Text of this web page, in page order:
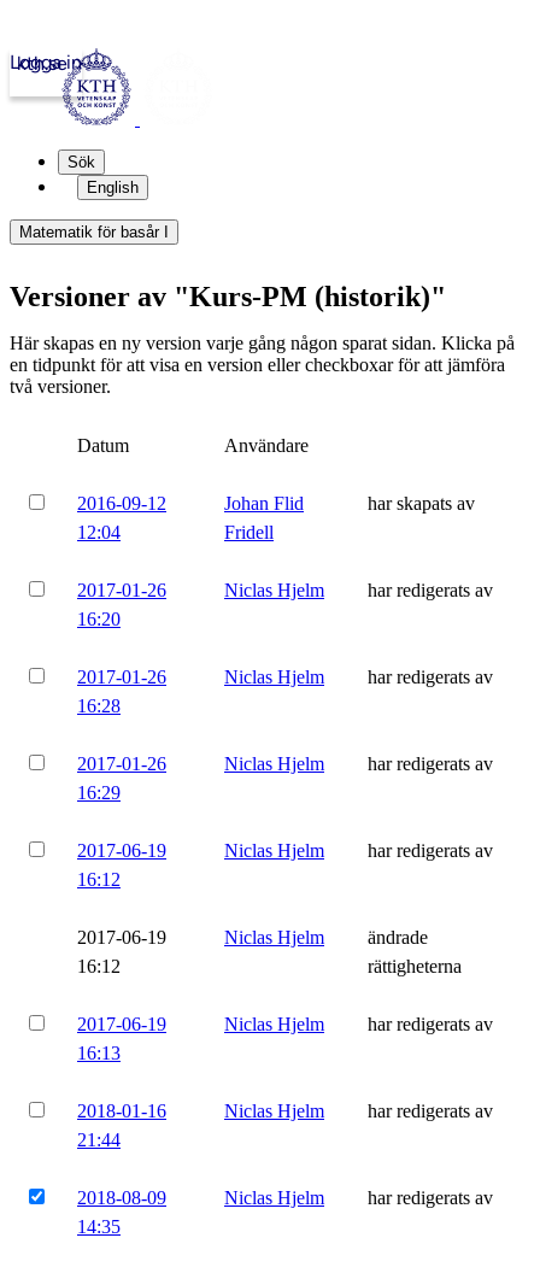
kth.se
Logga in
Sök
English
Matematik för basår I
Versioner av "Kurs-PM (historik)"
Här skapas en ny version varje gång någon sparat sidan. Klicka på
en tidpunkt för att visa en version eller checkboxar för att jämföra
två versioner.
Datum Användare
2016-09-12
12:04
Johan Flid
Fridell
har skapats av
2017-01-26
16:20
Niclas Hjelm har redigerats av
2017-01-26
16:28
Niclas Hjelm har redigerats av
2017-01-26
16:29
Niclas Hjelm har redigerats av
2017-06-19
16:12
Niclas Hjelm har redigerats av
2017-06-19
16:12
Niclas Hjelm
ändrade
rättigheterna
2017-06-19
16:13
Niclas Hjelm har redigerats av
2018-01-16
21:44
Niclas Hjelm har redigerats av
2018-08-09
14:35
Niclas Hjelm har redigerats av